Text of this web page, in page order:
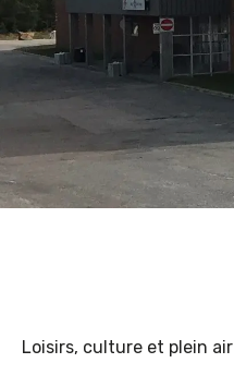
Loisirs, culture et plein air